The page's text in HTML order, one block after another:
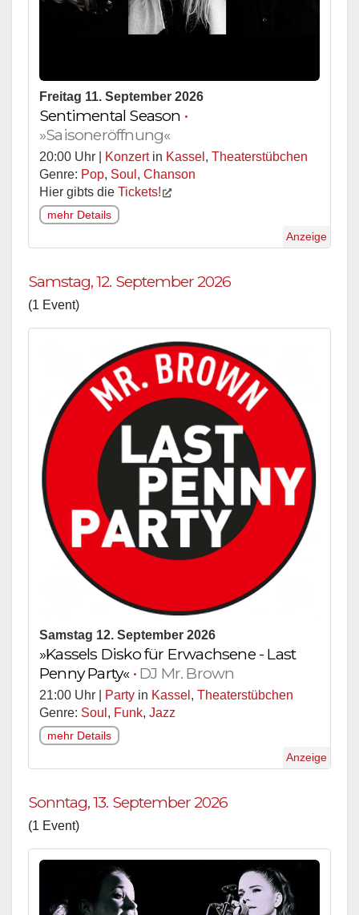
Freitag 11. September 2026
Sentimental Season •
»Saisoneröffnung«
20:00 Uhr | Konzertin Kassel , Theaterstübchen
Genre: Pop, Soul , Chanson
Hier gibts die Tickets!
mehr Details
Anzeige
Samstag, 12. September 2026
(1 Event)
Samstag 12. September 2026
»Kassels Disko für Erwachsene - Last
Penny Party« • DJ Mr. Brown
21:00 Uhr | Party in Kassel , Theaterstübchen
Genre: Soul , Funk, Jazz
mehr Details
Anzeige
Sonntag, 13. September 2026
(1 Event)